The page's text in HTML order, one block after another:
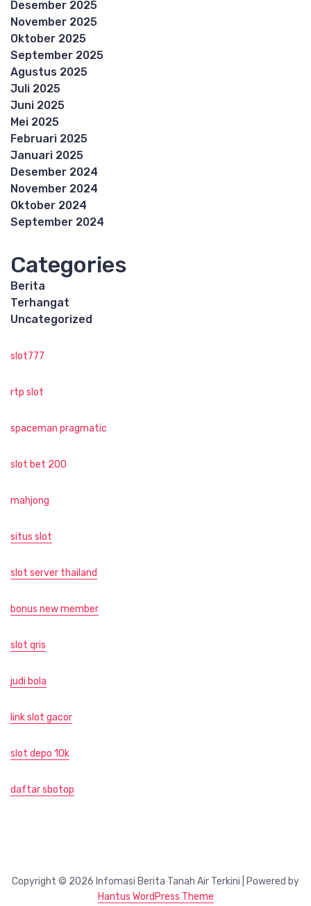
Desember 2025
November 2025
Oktober 2025
September 2025
Agustus 2025
Juli 2025
Juni 2025
Mei 2025
Februari 2025
Januari 2025
Desember 2024
November 2024
Oktober 2024
September 2024
Categories
Berita
Terhangat
Uncategorized
slot777
rtp slot
spaceman pragmatic
slot bet 200
mahjong
situs slot
slot server thailand
bonus new member
slot qris
judi bola
link slot gacor
slot depo 10k
daftar sbotop
Copyright © 2026 Infomasi Berita Tanah Air Terkini | Powered by
Hantus WordPress Theme